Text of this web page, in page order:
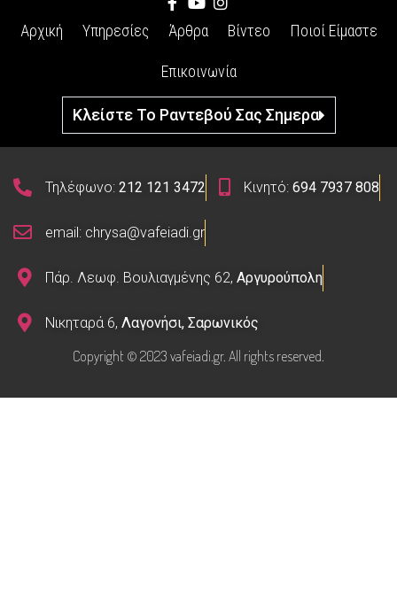
Αρχική Υπηρεσίες Άρθρα Βίντεο Ποιοί Είμαστε
Επικοινωνία
Κλείστε Το Ραντεβού Σας Σημερα
Τηλέφωνο:212 121 3472 Κινητό: 694 7937 808
email: chrysa@vafeiadi.gr
Πάρ. Λεωφ. Βουλιαγμένης 62,Αργυρούπολη
Νικηταρά 6,Λαγονήσι, Σαρωνικός
Copyright © 2023 vafeiadi.gr. All rights reserved.